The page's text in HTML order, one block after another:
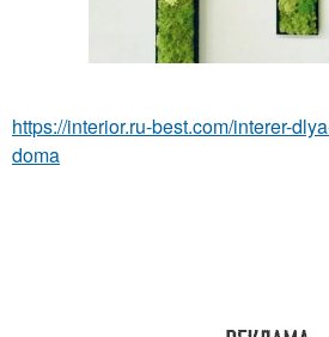
https://interior.ru-best.com/interer-
doma